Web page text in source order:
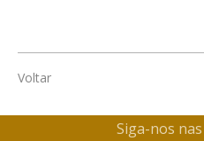
Voltar
Siga-nos